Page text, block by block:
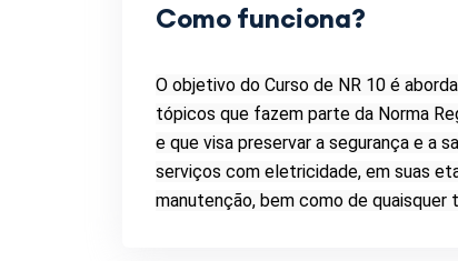
Como funciona?
O objetivo do Curso de NR 10 é
tópicos que fazem parte da Norma
e que visa preservar a segurança e a
serviços com eletricidade, em suas
manutenção, bem como de quaisquer